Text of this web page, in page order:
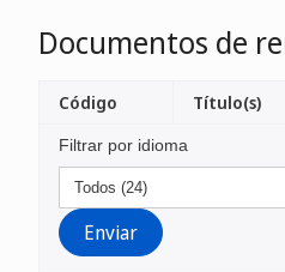
Documentos de
Filtrar por idioma
Código Título(s)